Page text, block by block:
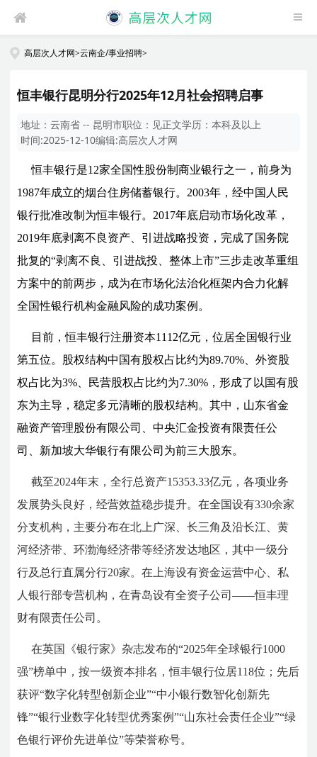
高层次人才网>云南企/事业招聘>
恒丰银行昆明分行2025年12月社会招聘启事
地址：云南省 -- 昆明市职位： 见正文学历：本科及以上
时间:2025-12-10编辑:高层次人才网
恒丰银行是12家全国性股份制商业银行之一，前身为
1987年成立的烟台住房储蓄银行。2003年，经中国人民
银行批准改制为恒丰银行。2017年底启动市场化改革，
2019年底剥离不良资产、引进战略投资，完成了国务院
批复的“剥离不良、引进战投、整体上市”三步走改革重组
方案中的前两步，成为在市场化法治化框架内合力化解
全国性银行机构金融风险的成功案例。
目前，恒丰银行注册资本1112亿元，位居全国银行业
第五位。股权结构中国有股权占比约为89.70%、外资股
权占比为3%、民营股权占比约为7.30%，形成了以国有股
东为主导，稳定多元清晰的股权结构。其中，山东省金
融资产管理股份有限公司、中央汇金投资有限责任公
司、新加坡大华银行有限公司为前三大股东。
截至2024年末，全行总资产15353.33亿元，各项业务
发展势头良好，经营效益稳步提升。在全国设有330余家
分支机构，主要分布在北上广深、长三角及沿长江、黄
河经济带、环渤海经济带等经济发达地区，其中一级分
行及总行直属分行20家。在上海设有资金运营中心、私
人银行部专营机构，在青岛设有全资子公司——恒丰理
财有限责任公司。
在英国《银行家》杂志发布的“2025年全球银行1000
强”榜单中，按一级资本排名，恒丰银行位居118位；先后
获评“数字化转型创新企业”“中小银行数智化创新先
锋”“银行业数字化转型优秀案例”“山东社会责任企业”“绿
色银行评价先进单位”等荣誉称号。